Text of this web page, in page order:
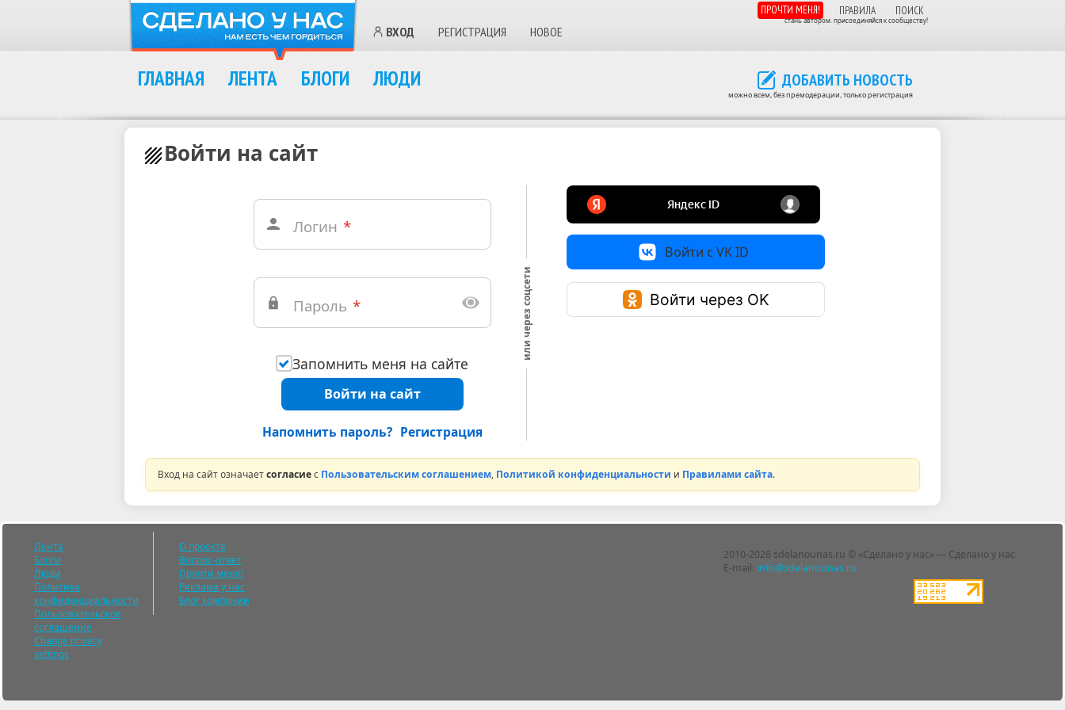
ВХОД РЕГИСТРАЦИЯ НОВОЕ
ПРОЧТИ МЕНЯ! ПРАВИЛА ПОИСК
стань автором. присоединяйся к сообществу!
ДОБАВИТЬ НОВОСТЬ
можно всем, без премодерации, только регистрация
ГЛАВНАЯ ЛЕНТА БЛОГИ ЛЮДИ
Войти на сайт
Логин *
Пароль *
Запомнить меня на сайте
Войти на сайт
Напомнить пароль? Регистрация
или через соцсети
Войти с VK ID
Войти через OK
Вход на сайт означаетсогласиес Пользовательским соглашением, Политикой конфиденциальности и Правилами сайта.
2010-2026 sdelanounas.ru © «Сделано у нас» — Сделано у нас
E-mail: info@sdelanounas.ru
Лента
Блоги
Люди
Политика
конфиденциальности
Пользовательское
соглашение
Change privacy
settings
О проекте
Вопрос-ответ
Прочти меня!
Реклама у нас
Блог компании